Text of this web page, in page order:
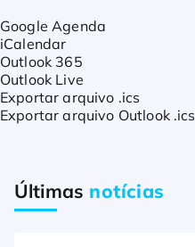
Google Agenda
iCalendar
Outlook 365
Outlook Live
Exportar arquivo .ics
Exportar arquivo Outlook .ics
Últimas notícias